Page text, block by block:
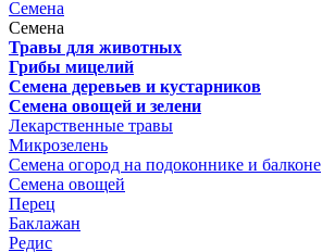
Семена
Семена
Травы для животных
Грибы мицелий
Семена деревьев и кустарников
Семена овощей и зелени
Лекарственные травы
Микрозелень
Семена огород на подоконнике и балконе
Семена овощей
Перец
Баклажан
Редис